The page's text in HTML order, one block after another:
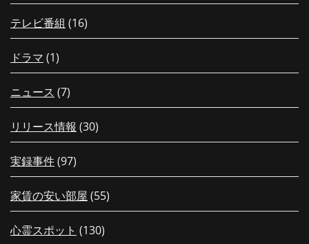
テレビ番組 (16)
ドラマ (1)
ニュース (7)
リリース情報 (30)
実録事件(97)
家賃の安い部屋 (55)
心霊スポット (130)